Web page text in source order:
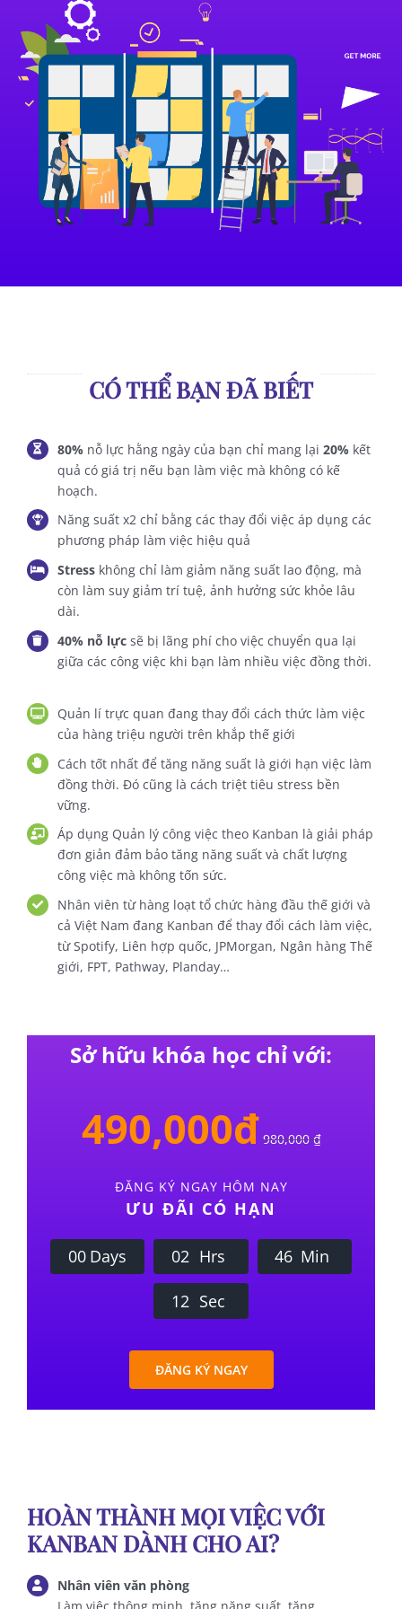
CÓ THỂ BẠN ĐÃ BIẾT
80% nỗ lực hằng ngày của bạn chỉ mang lại 20% kết
quả có giá trị nếu bạn làm việc mà không có kế
hoạch.
Năng suất x2 chỉ bằng các thay đổi việc áp dụng các
phương pháp làm việc hiệu quả
Stresskhông chỉ làm giảm năng suất lao động, mà
còn làm suy giảm trí tuệ, ảnh hưởng sức khỏe lâu
dài.
40% nỗ lựcsẽ bị lãng phí cho việc chuyển qua lại
giữa các công việc khi bạn làm nhiều việc đồng thời.
Quản lí trực quan đang thay đổi cách thức làm việc
của hàng triệu người trên khắp thế giới
Cách tốt nhất để tăng năng suất là giới hạn việc làm
đồng thời. Đó cũng là cách triệt tiêu stress bền
vững.
Áp dụng Quản lý công việc theo Kanban là giải pháp
đơn giản đảm bảo tăng năng suất và chất lượng
công việc mà không tốn sức.
Nhân viên từ hàng loạt tổ chức hàng đầu thế giới và
cả Việt Nam đang Kanban để thay đổi cách làm việc,
từ Spotify, Liên hợp quốc, JPMorgan, Ngân hàng Thế
giới, FPT, Pathway, Planday…
Sở hữu khóa học chỉ với:
490,000đ 980,000₫
ĐĂNG KÝ NGAY HÔM NAY
ƯU ĐÃI CÓ HẠN
00 Days 02 Hrs 46 Min
11 Sec
ĐĂNG KÝ NGAY
HOÀN THÀNH MỌI VIỆC VỚI
KANBAN DÀNH CHO AI?
Nhân viên văn phòng